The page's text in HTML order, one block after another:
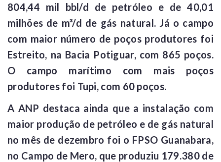
804,44 mil bbl/d de petróleo e de 40,01
milhões de m³/d de gás natural. Já o campo
com maior número de poços produtores foi
Estreito, na Bacia Potiguar, com 865 poços.
O campo marítimo com mais poços
produtores foi Tupi, com 60 poços.
A ANP destaca ainda que a instalação com
maior produção de petróleo e de gás natural
no mês de dezembro foi o FPSO Guanabara,
no Campo de Mero, que produziu 179.380 de